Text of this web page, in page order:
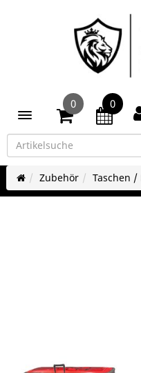
Toggle navigation
0 0
Zubehör Taschen /